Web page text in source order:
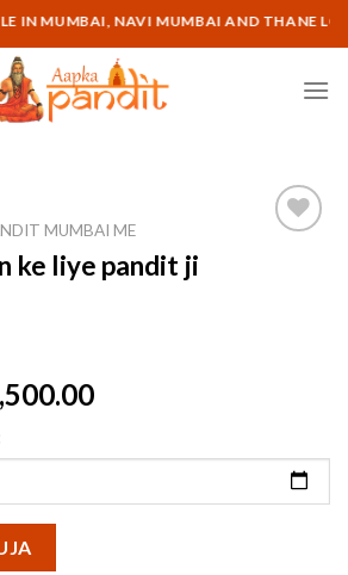
IN MUMBAI, NAVI MUMBAI AND THANE
MUMBAI ME
ke liye pandit ji
Current
is: